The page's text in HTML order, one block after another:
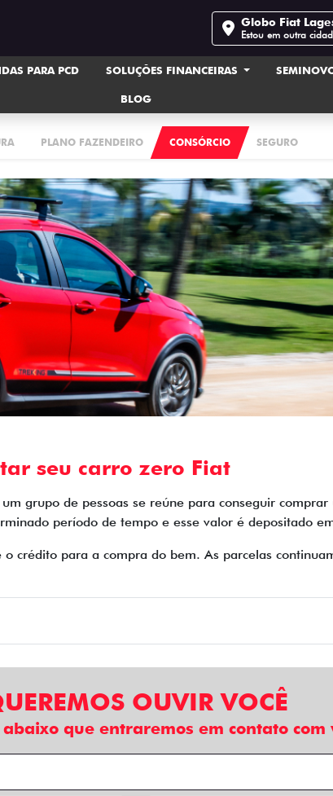
Globo Fiat
Estou em outra
PARA PCD SOLUÇÕES FINANCEIRAS
BLOG
PLANO FAZENDEIRO CONSÓRCIO SEGURO
seu carro zero Fiat
grupo de pessoas se reúne para conseguir
período de tempo e esse valor é depositado
crédito para a compra do bem. As parcelas
OUVIR VOCÊ
que entraremos em contato com